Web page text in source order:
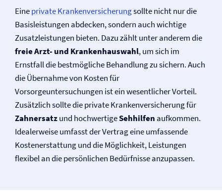
Eineprivate Kranken­versicherungsollte nicht nur die
Basisleistungen abdecken, sondern auch wichtige
Zusatzleistungen bieten. Dazu zählt unter anderem die
freie Arzt- und Krankenhauswahl, um sich im
Ernstfall die bestmögliche Behandlung zu sichern. Auch
die Übernahme von Kosten für
Vorsorgeuntersuchungen ist ein wesentlicher Vorteil.
Zusätzlich sollte die private Kranken­versicherung für
Zahnersatzund hochwertigeSehhilfen aufkommen.
Idealerweise umfasst der Vertrag eine umfassende
Kostenerstattung und die Möglichkeit, Leistungen
flexibel an die persönlichen Bedürfnisse anzupassen.